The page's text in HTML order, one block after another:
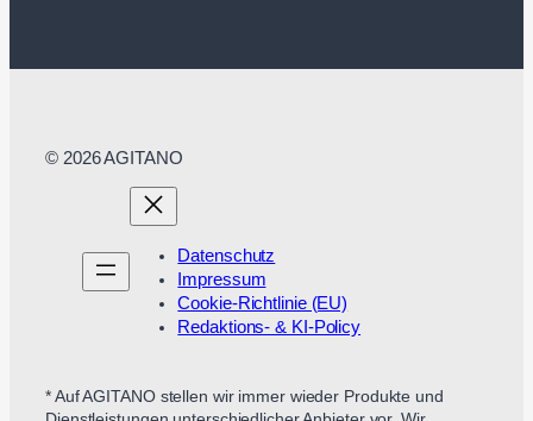
© 2026 AGITANO
Datenschutz
Impressum
Cookie-Richtlinie (EU)
Redaktions- & KI-Policy
* Auf AGITANO stellen wir immer wieder Produkte und